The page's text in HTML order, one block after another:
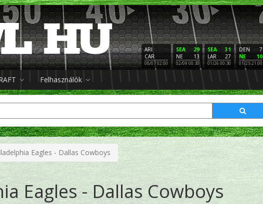
ARI
CAR
08/07 02:00
29
SEA
13
NE
02/09 00:30
31
SEA
27
LAR
01/26 00:30
7
DEN
10
NE
01/25 21:00
Felhasználók
Eagles - Dallas Cowboys
Eagles - Dallas Cowboys